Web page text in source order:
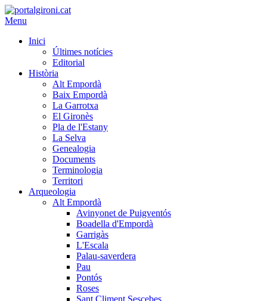
Menu
Inici
Últimes notícies
Editorial
Història
Alt Empordà
Baix Empordà
La Garrotxa
El Gironès
Pla de l'Estany
La Selva
Genealogia
Documents
Terminologia
Territori
Arqueologia
Alt Empordà
Avinyonet de Puigventós
Boadella d'Empordà
Garrigàs
L'Escala
Palau-saverdera
Pau
Pontós
Roses
Sant Climent Sescebes